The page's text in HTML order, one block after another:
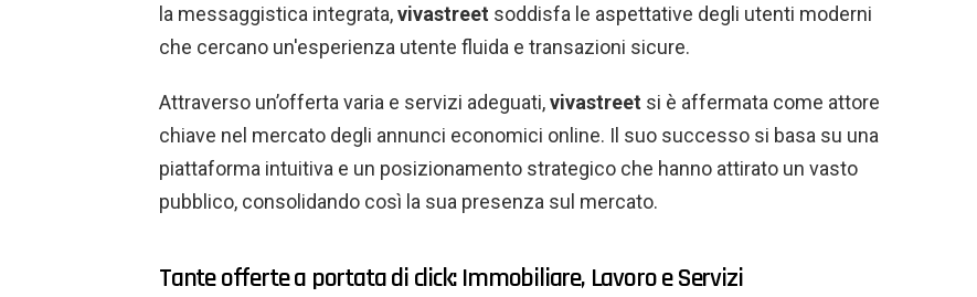
la messaggistica integrata,vivastreet soddisfa le aspettative degli utenti moderni
che cercano un'esperienza utente fluida e transazioni sicure.
Attraverso un’offerta varia e servizi adeguati,vivastreet si è affermata come attore
chiave nel mercato degli annunci economici online. Il suo successo si basa su una
piattaforma intuitiva e un posizionamento strategico che hanno attirato un vasto
pubblico, consolidando così la sua presenza sul mercato.
Tante offerte a portata di click: Immobiliare, Lavoro e Servizi